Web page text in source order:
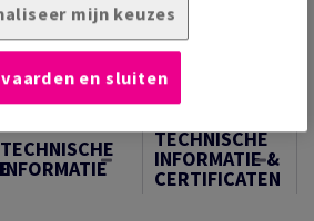
TECHNISCHE
INFORMATIE
TECHNISCHE
INFORMATIE &
CERTIFICATEN
mijn keuzes
en sluiten